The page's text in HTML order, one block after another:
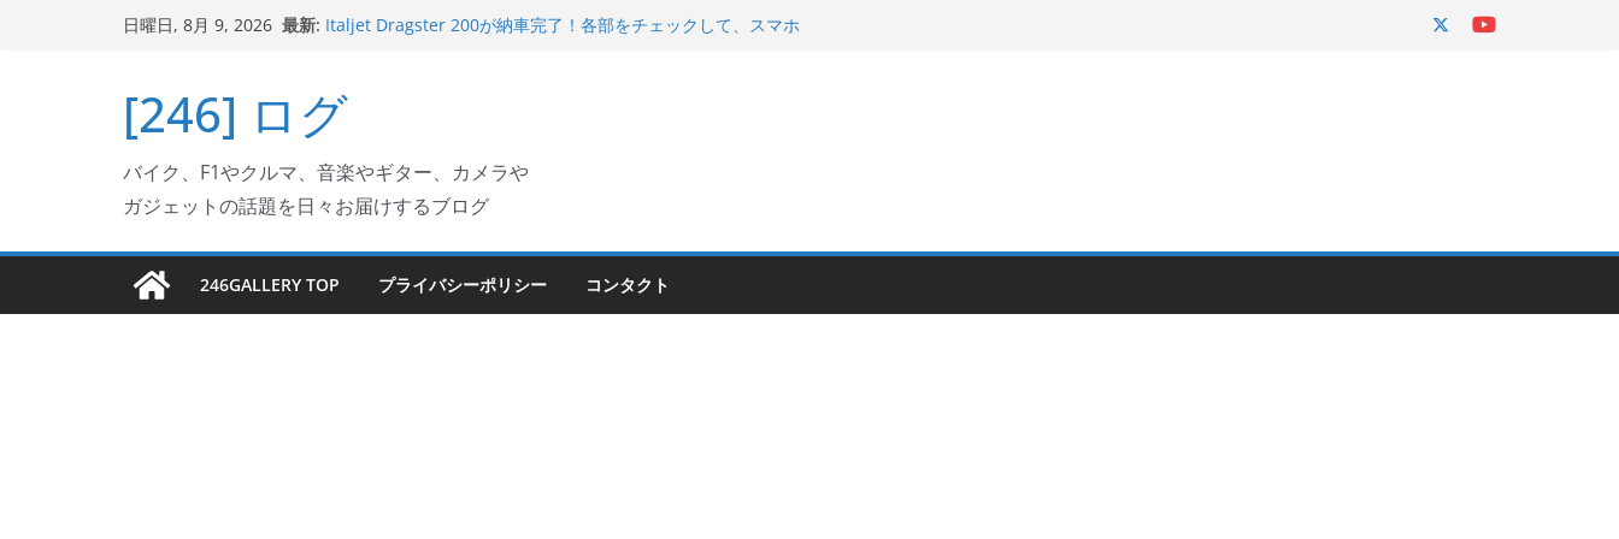
キ
プ
日曜日, 8月 9, 2026 最新: Italjet Dragster 200が納車完了！各部をチェックして、スマホ
Ken Block 逝去
岩手県奥州市へのふるさと納税で KGR HARMONY 南部鉄器エ
Italjet Dragster 200のフロントISSサスの動きが判ったらコーナ
リングが楽しくなった
[246] ログ
バイク、F1やクルマ、音楽やギター、カメラや
ガジェットの話題を日々お届けするブログ
246GALLERY TOP プライバシーポリシー コンタクト